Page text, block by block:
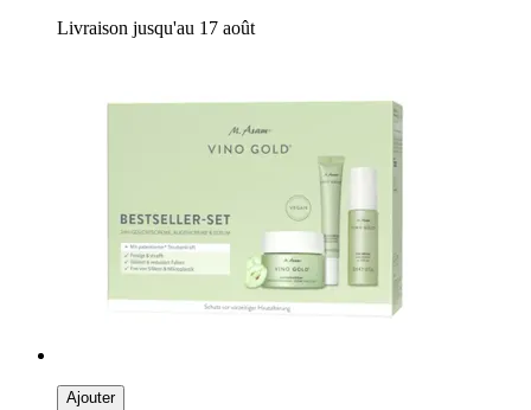
Livraison jusqu'au 17 août
Ajouter